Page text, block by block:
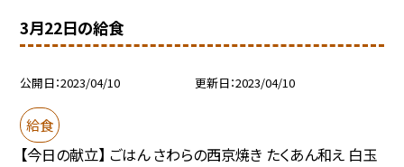
3月22日の給食
公開日 2023/04/10 更新日 2023/04/10
給食
【今日の献立】 ごはん さわらの西京焼き たくあん和え 白玉